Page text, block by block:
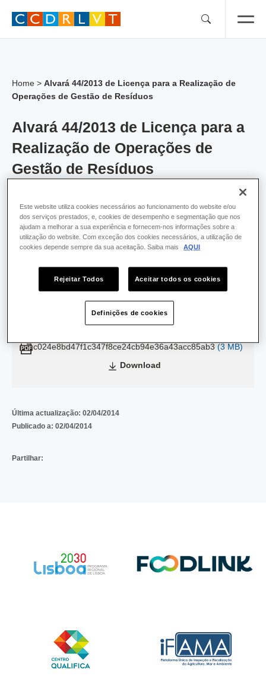
Home > Alvará 44/2013 de Licença para a Realização de
Operações de Gestão de Resíduos
Alvará 44/2013 de Licença para a
Realização de Operações de
Gestão de Resíduos
Empresa:Renascimento, Gestão e Reciclagem
de Resíduos, Lda
Concelho:Loures
Data de Emissão:03/06/2013
Data de Validade:24/05/2018
c024e8bd47f1c347f8ce24cb94e36a43acc85ab3(3 MB)
Download
Última actualização: 02/04/2014
Publicado a: 02/04/2014
Partilhar:
Este website utiliza cookies necessários ao funcionamento do website e/ou
dos serviços prestados, e, cookies de desempenho e segmentação que nos
ajudam a melhorar a sua experiência e fornecem-nos informações sobre a
utilização do website. Com exceção dos cookies necessários, a utilização de
cookies depende sempre da sua aceitação. Saiba mais
AQUI
Rejeitar Todos Aceitar todos os cookies
Definições de cookies